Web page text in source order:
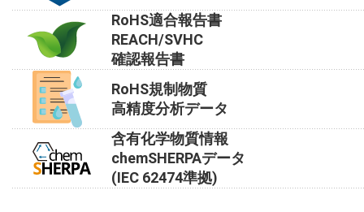
RoHS適合報告書
REACH/SVHC
確認報告書
RoHS規制物質
高精度分析データ
含有化学物質情報
chemSHERPAデータ
(IEC 62474準拠)